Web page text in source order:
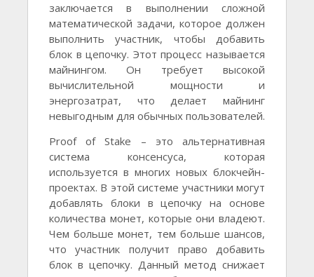
заключается в выполнении сложной
математической задачи, которое должен
выполнить участник, чтобы добавить
блок в цепочку. Этот процесс называется
майнингом. Он требует высокой
вычислительной мощности и
энергозатрат, что делает майнинг
невыгодным для обычных пользователей.
Proof of Stake – это альтернативная
система консенсуса, которая
используется в многих новых блокчейн-
проектах. В этой системе участники могут
добавлять блоки в цепочку на основе
количества монет, которые они владеют.
Чем больше монет, тем больше шансов,
что участник получит право добавить
блок в цепочку. Данный метод снижает